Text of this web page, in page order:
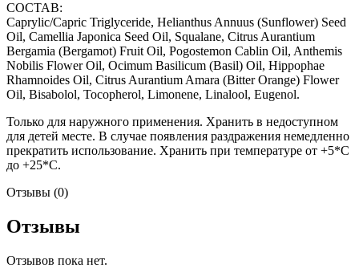
СОСТАВ:
Caprylic/Capric Triglyceride, Helianthus Annuus (Sunflower) Seed
Oil, Camellia Japonica Seed Oil, Squalane, Citrus Aurantium
Bergamia (Bergamot) Fruit Oil, Pogostemon Cablin Oil, Anthemis
Nobilis Flower Oil, Ocimum Basilicum (Basil) Oil, Hippophae
Rhamnoides Oil, Citrus Aurantium Amara (Bitter Orange) Flower
Oil, Bisabolol, Tocopherol, Limonene, Linalool, Eugenol.
Только для наружного применения. Хранить в недоступном
для детей месте. В случае появления раздражения немедленно
прекратить использование. Хранить при температуре от +5*С
до +25*С.
Отзывы (0)
Отзывы
Отзывов пока нет.